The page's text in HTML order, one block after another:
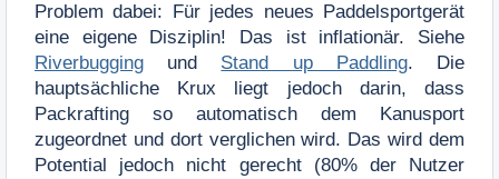
Problem dabei: Für jedes neues Paddelsportgerät
eine eigene Disziplin! Das ist inflationär. Siehe
Riverbugging und Stand up Paddling. Die
hauptsächliche Krux liegt jedoch darin, dass
Packrafting so automatisch dem Kanusport
zugeordnet und dort verglichen wird. Das wird dem
Potential jedoch nicht gerecht (80% der Nutzer